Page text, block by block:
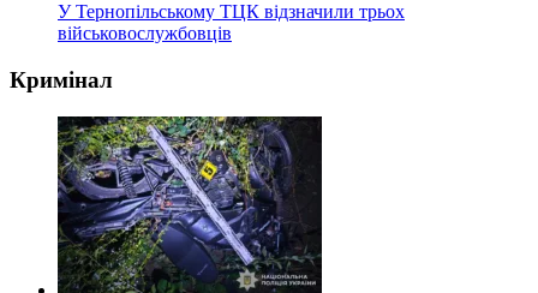
У Тернопільському ТЦК відзначили трьох
військовослужбовців
Кримінал